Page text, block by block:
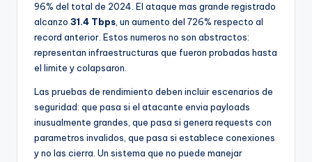
96% del total de 2024. El ataque mas grande registrado
alcanzo 31.4 Tbps , un aumento del 726% respecto al
record anterior. Estos numeros no son abstractos:
representan infraestructuras que fueron probadas hasta
el limite y colapsaron.
Las pruebas de rendimiento deben incluir escenarios de
seguridad: que pasa si el atacante envia payloads
inusualmente grandes, que pasa si genera requests con
parametros invalidos, que pasa si establece conexiones
y no las cierra. Un sistema que no puede manejar